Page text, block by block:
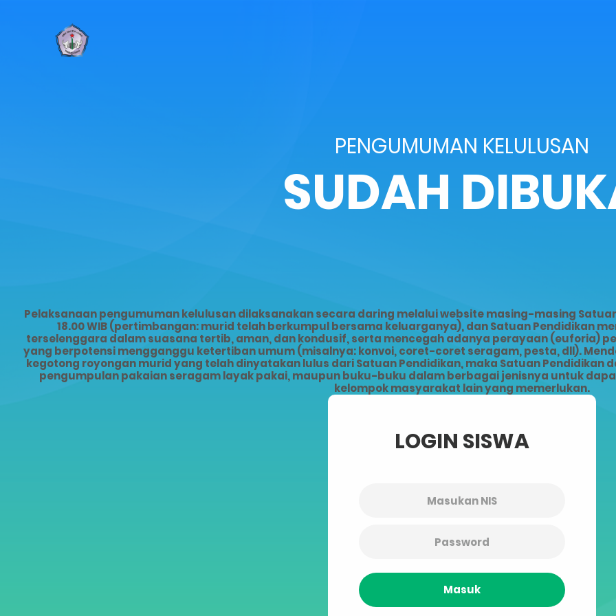
PENGUMUMAN KELULUSAN
SUDAH
Pelaksanaan pengumuman kelulusan dilaksanakan secara daring melalui website masing-masing
18.00 WIB (pertimbangan: murid telah berkumpul bersama keluarganya), dan Satuan Pendidikan
terselenggara dalam suasana tertib, aman, dan kondusif, serta mencegah adanya perayaan (euforia)
yang berpotensi mengganggu ketertiban umum (misalnya: konvoi, coret-coret seragam, pesta, dll).
kegotong royongan murid yang telah dinyatakan lulus dari Satuan Pendidikan, maka Satuan
pengumpulan pakaian seragam layak pakai, maupun buku-buku dalam berbagai jenisnya untuk
kelompok masyarakat lain yang memerlukan.
LOGIN SISWA
Masuk